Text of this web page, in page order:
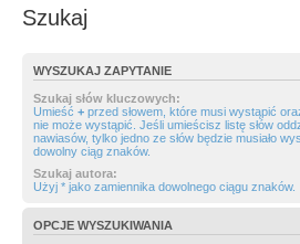
Szukaj
WYSZUKAJ ZAPYTANIE
Szukaj słów kluczowych:
Umieść + przed słowem, które musi wystąpić
nie może wystąpić. Jeśli umieścisz listę słów
nawiasów, tylko jedno ze słów będzie musiało
dowolny ciąg znaków.
Szukaj autora:
Użyj * jako zamiennika dowolnego ciągu znaków.
OPCJE WYSZUKIWANIA